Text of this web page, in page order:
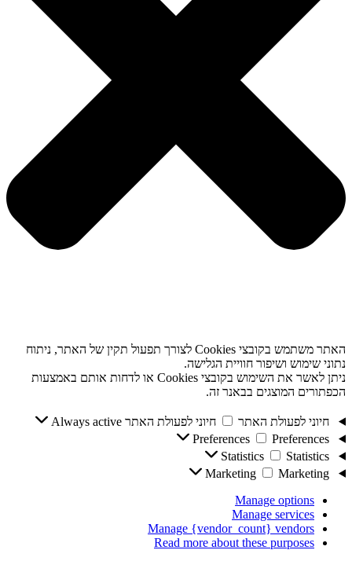
האתר משתמש בקובצי Cookies לצורך תפעול תקין של האתר, ניתוח
נתוני שימוש ושיפור חוויית הגלישה.
ניתן לאשר את השימוש בקובצי Cookies או לדחות אותם באמצעות
הכפתורים המוצגים בבאנר זה.
חיוני לפעולת האתר חיוני לפעולת האתר Always active
Preferences
Preferences
Statistics
Statistics
Marketing
Marketing
Manage options
Manage services
Manage {vendor_count} vendors
Read more about these purposes